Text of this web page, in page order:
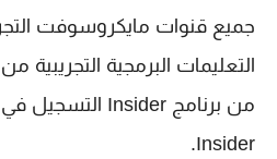
جميع قنوات مايكروسوفت
التعليمات البرمجية
Insider.